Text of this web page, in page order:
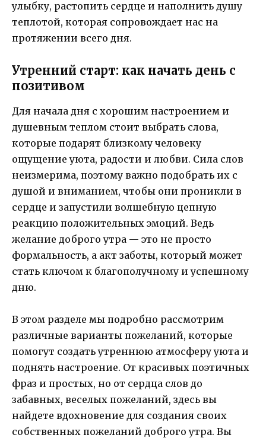
улыбку, растопить сердце и наполнить душу
теплотой, которая сопровождает нас на
протяжении всего дня.
Утренний старт: как начать день с
позитивом
Для начала дня с хорошим настроением и
душевным теплом стоит выбрать слова,
которые подарят близкому человеку
ощущение уюта, радости и любви. Сила слов
неизмерима, поэтому важно подобрать их с
душой и вниманием, чтобы они проникли в
сердце и запустили волшебную цепную
реакцию положительных эмоций. Ведь
желание доброго утра — это не просто
формальность, а акт заботы, который может
стать ключом к благополучному и успешному
дню.
В этом разделе мы подробно рассмотрим
различные варианты пожеланий, которые
помогут создать утреннюю атмосферу уюта и
поднять настроение. От красивых поэтичных
фраз и простых, но от сердца слов до
забавных, веселых пожеланий, здесь вы
найдете вдохновение для создания своих
собственных пожеланий доброго утра. Вы